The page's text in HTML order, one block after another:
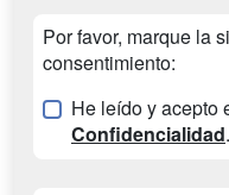
Por favor, marque la
consentimiento:
He leído y acepto
Confidencialidad.